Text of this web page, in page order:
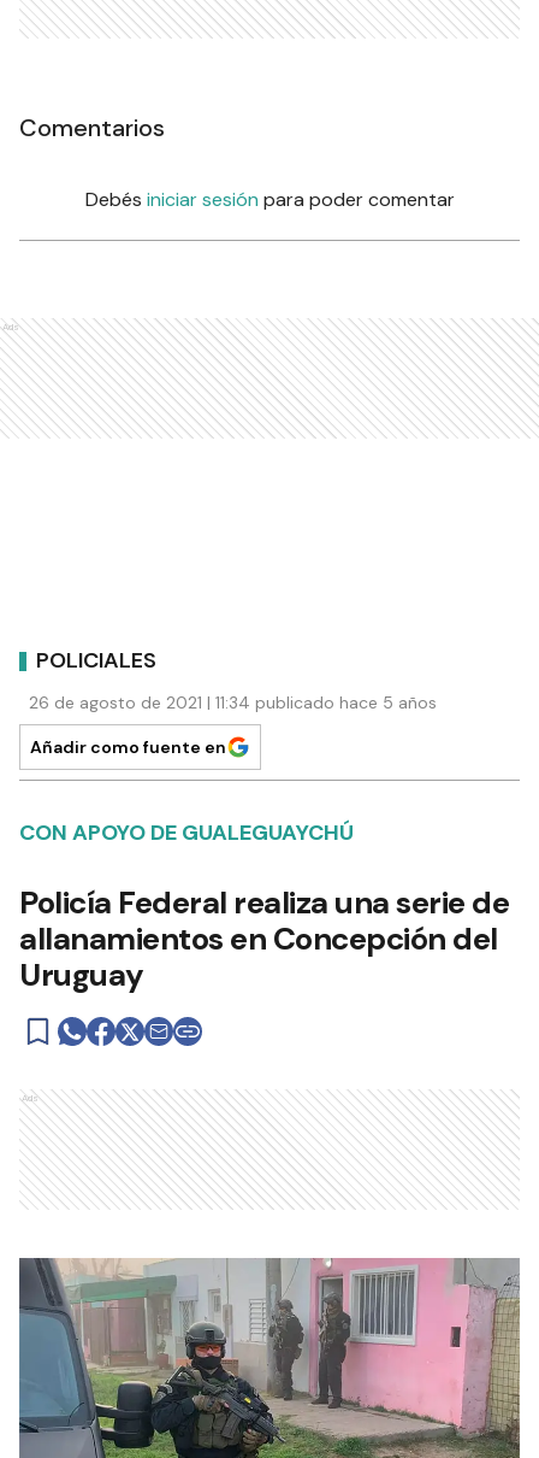
Comentarios
Debés iniciar sesión para poder comentar
Ads
POLICIALES
26 de agosto de 2021 | 11:34 publicado hace 5 años
Añadir como fuente en
CON APOYO DE GUALEGUAYCHÚ
Policía Federal realiza una serie de
allanamientos en Concepción del
Uruguay
Ads